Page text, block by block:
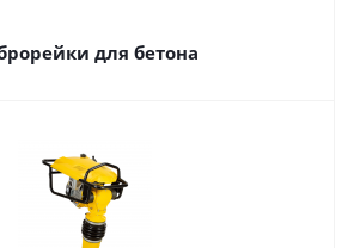
для бетона